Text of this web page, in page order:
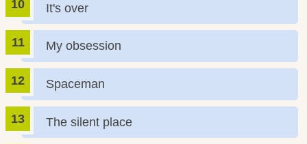
It's over
My obsession
Spaceman
The silent place